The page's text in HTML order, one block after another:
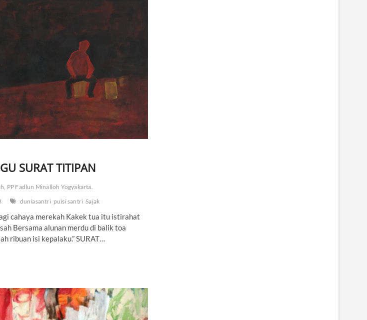
SURAT TITIPAN
PP Fadlun Minalloh Yogyakarta.
duniasantri puisi santri Sajak
cahaya merekah Kakek tua itu istirahat
Bersama alunan merdu di balik toa
ribuan isi kepalaku.” SURAT…